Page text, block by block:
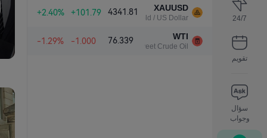
24/7
تقويم
سؤال
وجواب
XAUUSD
Gold / US Dollar
4341.81
+101.79
+2.40%
WTI
Light Sweet Crude Oil
76.339
-1.000
-1.29%